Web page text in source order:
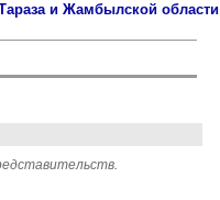
и Жамбылской области